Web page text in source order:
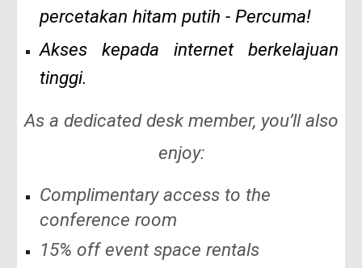
percetakan hitam putih -Percuma!
Akses kepada internet berkelajuan
tinggi.
As a dedicated desk member, you’ll also
enjoy:
Complimentary access to the
conference room
15% off event space rentals